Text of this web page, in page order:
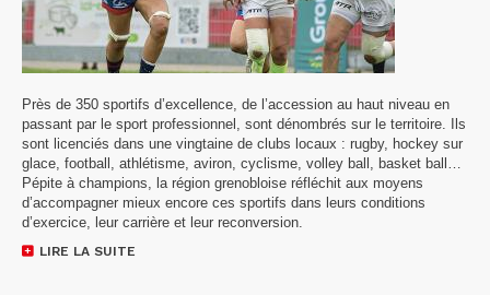
Près de 350 sportifs d’excellence, de l’accession au haut niveau en
passant par le sport professionnel, sont dénombrés sur le territoire. Ils
sont licenciés dans une vingtaine de clubs locaux : rugby, hockey sur
glace, football, athlétisme, aviron, cyclisme, volley ball, basket ball…
Pépite à champions, la région grenobloise réfléchit aux moyens
d’accompagner mieux encore ces sportifs dans leurs conditions
d’exercice, leur carrière et leur reconversion.
LIRE LA SUITE